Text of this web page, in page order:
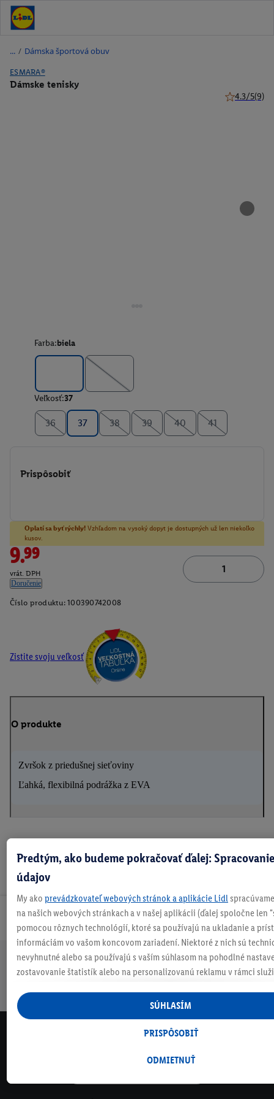
/ Dámska športová obuv
ESMARA®
Dámske tenisky
4.3/5(9)
Farba:biela
Veľkosť:37
36 37 38 39 40 41
Prispôsobiť
Oplatí sa byť rýchly! Vzhľadom na vysoký dopyt je dostupných už len niekoľko
kusov.
9.99
vrát. DPH
Doručenie
Číslo produktu: 100390742008
Zistite svoju veľkosť
O produkte
Zvršok z priedušnej sieťoviny
Ľahká, flexibilná podrážka z EVA
Odoberaj Newsletter!
Doprava
nad 70 €¹
30 dní na
Vrátenie
Každý
niečo nové
Bezpečný nákup
NEWSLETTER
NEZMEŠKAJ NAŠE AKCIE!
Predtým, ako budeme pokračovať ďalej:
údajov
My ako prevádzkovateľ webových stránok a aplikácie Lidl
na našich webových stránkach a v našej aplikácii (ďalej spoločne len
pomocou rôznych technológií, ktoré sa používajú na ukladanie a
informáciám vo vašom koncovom zariadení. Niektoré z nich sú
nevyhnutné alebo sa používajú s vaším súhlasom na pohodlné
zostavovanie štatistík alebo na personalizovanú reklamu v rámci
údaje z vášho nákupného správania v obchode.
Ak tu udelíte svoj súhlas na účely personalizovanej reklamy a
vytvoríte účet Lidl Plus alebo sa prihlásite do svojho existujúceho
e-mailovej adresy, ktorú tam uvediete, aby sme vás mohli rozpoznať v
ODMIETNUŤ
PRISPÔSOBIŤ
SÚHLASÍM